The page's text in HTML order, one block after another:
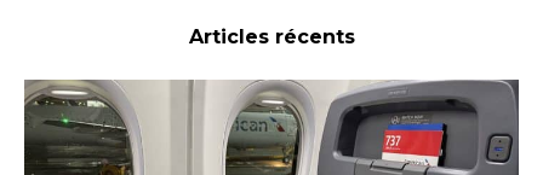
Articles récents